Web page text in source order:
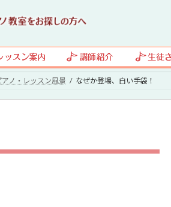
アノ・レッスン風景 なぜか登場、白い手袋！